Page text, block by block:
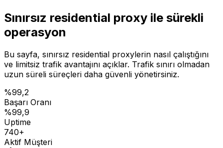
Sınırsız residential proxy ile sürekli
operasyon
Bu sayfa, sınırsız residential proxylerin nasıl çalıştığını
ve limitsiz trafik avantajını açıklar. Trafik sınırı olmadan
uzun süreli süreçleri daha güvenli yönetirsiniz.
%99,2
Başarı Oranı
%99,9
Uptime
740+
Aktif Müşteri